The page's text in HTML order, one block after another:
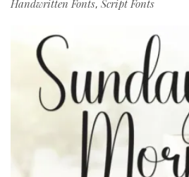
Handwritten Fonts, Script Fonts